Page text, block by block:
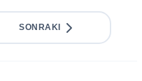
SONRAKI